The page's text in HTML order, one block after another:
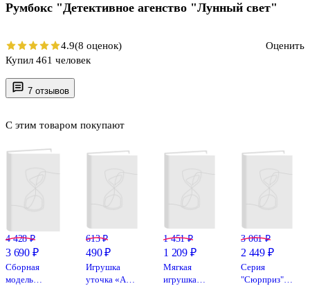
7 отзывов
С этим товаром покупают
4 428 ₽
3 690 ₽
Сборная
модель
613 ₽
490 ₽
Игрушка
уточка «Аль
1 451 ₽
1 209 ₽
Мягкая
игрушка
3 061 ₽
2 449 ₽
Серия
"Сюрприз":
Румбокс "Детективное агенство "Лунный свет"
4.9(8 оценок)
Оценить
Купил 461 человек